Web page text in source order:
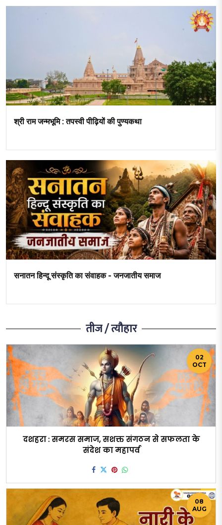
श्री राम जन्मभूमि : तपस्वी पीढ़ियों की पुण्यकथा
सनातन हिन्दू संस्कृति का संवाहक - जनजातीय समाज
तीज / त्यौहार
02
OCT
दशहरा : समरस समाज, सशक्त संगठन से सफलता के
संदेश का महापर्व
08
AUG